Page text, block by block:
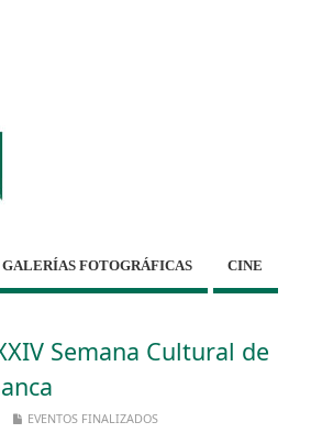
GALERÍAS FOTOGRÁFICAS CINE
Semana Cultural de
EVENTOS FINALIZADOS